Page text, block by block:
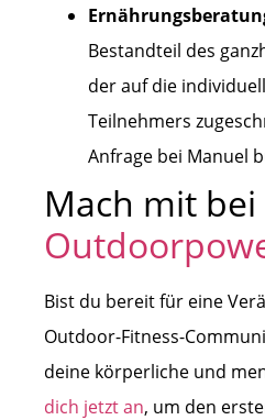
Bestandteil des
der auf die
Teilnehmers
Anfrage bei Manuel
Mach mit bei
Bist du bereit für eine
Outdoor-Fitness-
deine körperliche und
dich jetzt an, um den